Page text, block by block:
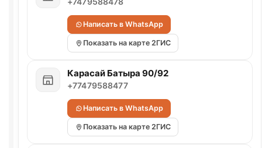
Написать в WhatsApp
Показать на карте 2ГИС
Карасай Батыра 90/92
+77479588477
Написать в WhatsApp
Показать на карте 2ГИС